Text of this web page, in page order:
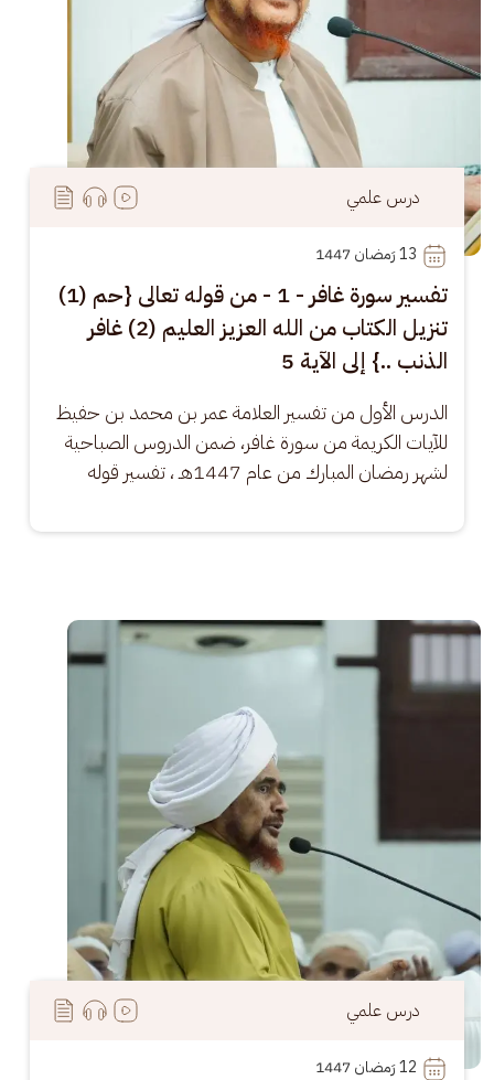
درس علمي
13
تفسير سورة غافر - 1 - من قوله تعالى {حم (1)
تنزيل الكتاب من الله العزيز العليم (2) غافر
الذنب ..} إلى الآية 5
الدرس الأول من تفسير العلامة عمر بن محمد بن حفيظ
للآيات الكريمة من سورة غافر، ضمن الدروس الصباحية
لشهر رمضان المبارك من عام 1447هـ ، تفسير قوله
الصورة
درس علمي
12